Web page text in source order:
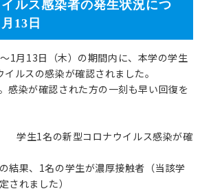
ルス感染者の発生状況につ
13日
1月13日（木）の期間内に、本学の学生
ルスの感染が確認されました。
感染が確認された方の一刻も早い回復を
生1名の新型コロナウイルス感染が確
結果、1名の学生が濃厚接触者（当該学
されました）